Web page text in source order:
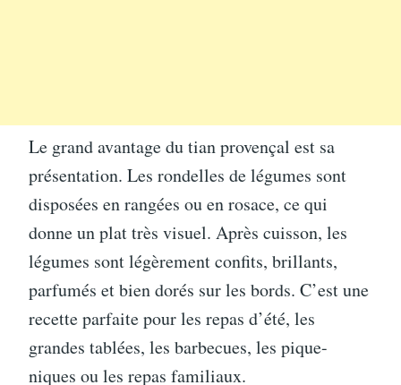
Le grand avantage du tian provençal est sa
présentation. Les rondelles de légumes sont
disposées en rangées ou en rosace, ce qui
donne un plat très visuel. Après cuisson, les
légumes sont légèrement confits, brillants,
parfumés et bien dorés sur les bords. C’est une
recette parfaite pour les repas d’été, les
grandes tablées, les barbecues, les pique-
niques ou les repas familiaux.